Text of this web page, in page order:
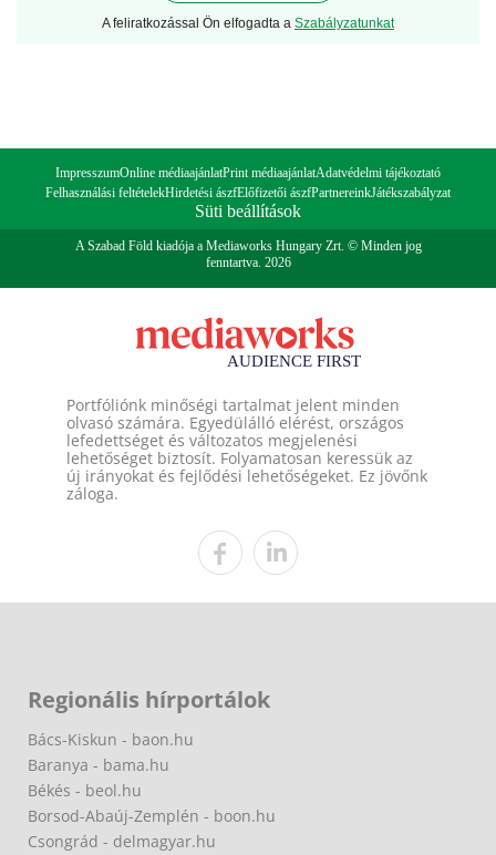
A feliratkozással Ön elfogadta a Szabályzatunkat
ImpresszumOnline médiaajánlatPrint médiaajánlatAdatvédelmi tájékoztató
Felhasználási feltételekHirdetési ászfElőfizetői ászfPartnereinkJátékszabályzat
Süti beállítások
A Szabad Föld kiadója a Mediaworks Hungary Zrt. © Minden jog
fenntartva. 2026
Portfóliónk minőségi tartalmat jelent minden
olvasó számára. Egyedülálló elérést, országos
lefedettséget és változatos megjelenési
lehetőséget biztosít. Folyamatosan keressük az
új irányokat és fejlődési lehetőségeket. Ez jövőnk
záloga.
Regionális hírportálok
Bács-Kiskun - baon.hu
Baranya - bama.hu
Békés - beol.hu
Borsod-Abaúj-Zemplén - boon.hu
Csongrád - delmagyar.hu